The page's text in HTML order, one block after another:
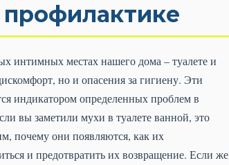
интимных местах нашего дома – туалете и
но и опасения за гигиену. Эти
индикатором определенных проблем в
вы заметили мухи в туалете ванной, это
почему они появляются, как их
и предотвратить их возвращение. Если же